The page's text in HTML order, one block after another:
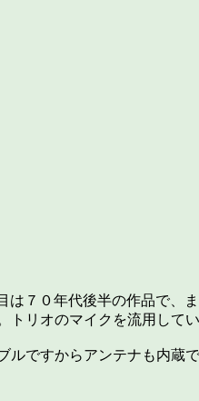
７０年代後半の作品で、
リオのマイクを流用してい
ですからアンテナも内蔵で